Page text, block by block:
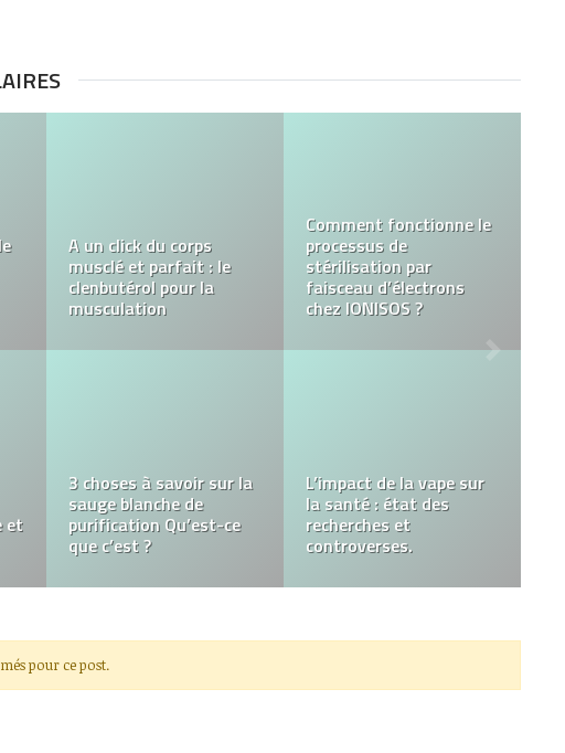
Punaises de lit : quels
sont les symptômes
cutanés ?
Quelles sont les
propriétés du CBD ?
Comment pratiquer la
méditation au
quotidien ?
Visite médicale – quand
faut-il le faire et
pourquoi le faire ?
pour ce post.